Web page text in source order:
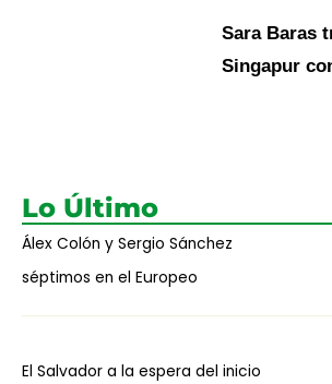
Sara Baras
Singapur
Lo Último
Álex Colón y Sergio Sánchez
séptimos en el Europeo
El Salvador a la espera del inicio